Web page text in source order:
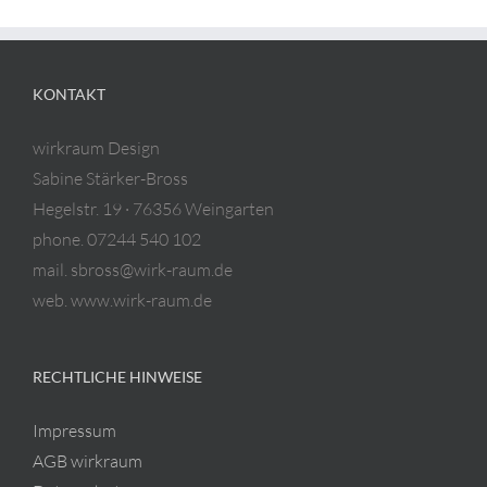
KONTAKT
wirkraum Design
Sabine Stärker-Bross
Hegelstr. 19 · 76356 Weingarten
phone. 07244 540 102
mail. sbross@wirk-raum.de
web. www.wirk-raum.de
RECHTLICHE HINWEISE
Impressum
AGB wirkraum